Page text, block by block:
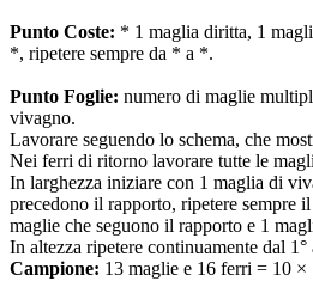
Punto Coste: * 1 maglia diritta, 1
*, ripetere sempre da * a *.
Punto Foglie: numero di maglie
vivagno.
Lavorare seguendo lo schema, che
Nei ferri di ritorno lavorare tutte le
In larghezza iniziare con 1 maglia di
precedono il rapporto, ripetere sempre
maglie che seguono il rapporto e 1
In altezza ripetere continuamente dal 1°
Campione: 13 maglie e 16 ferri = 10 ×